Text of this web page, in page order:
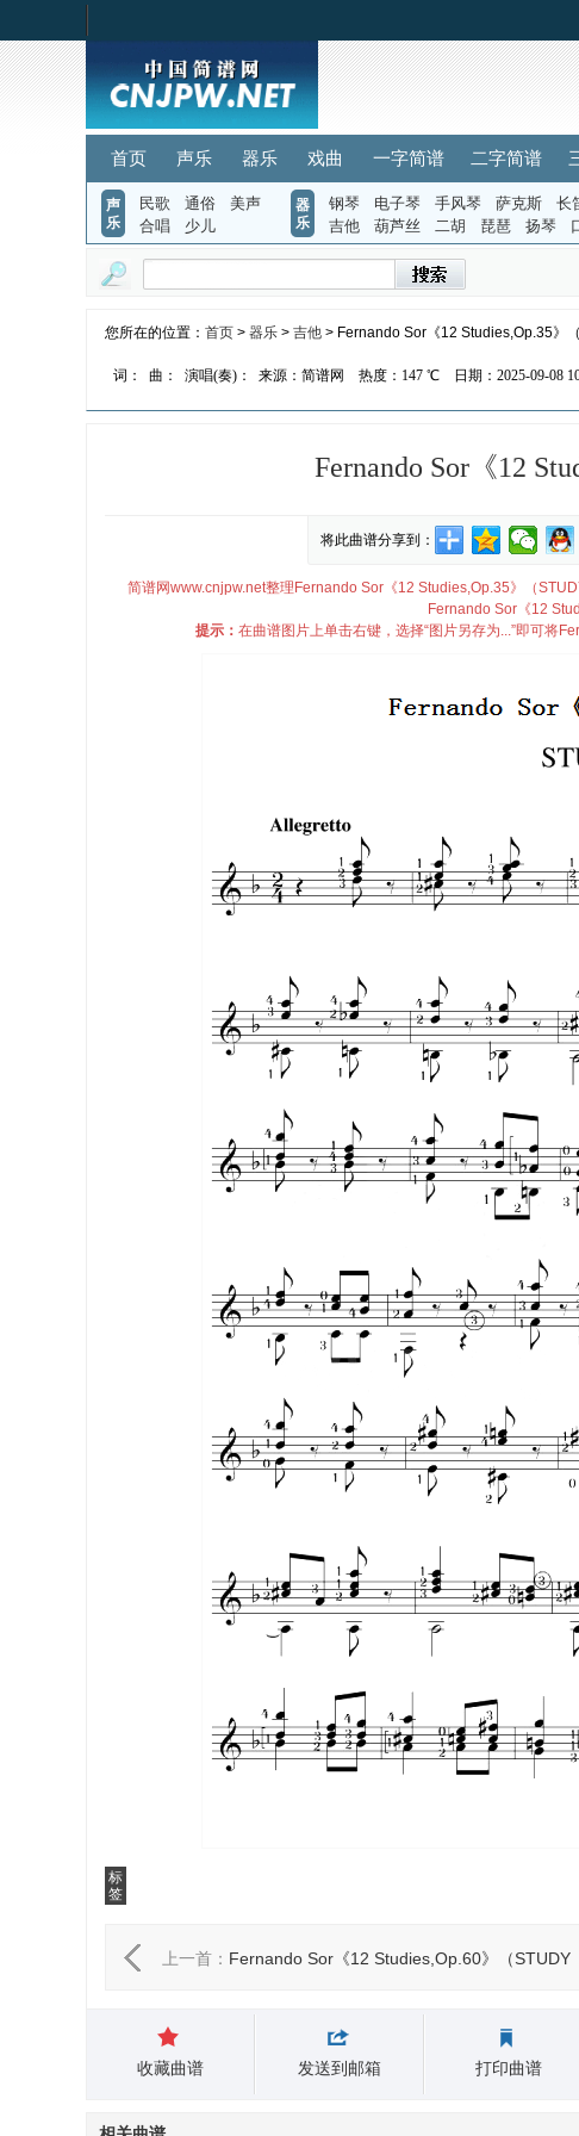
首页 声乐 器乐 戏曲 一字简谱 二字简谱
声
乐
民歌 通俗
美声
合唱
少儿
器
乐
钢琴 电子琴 手风琴 萨克斯 长
吉他
葫芦丝 二胡 琵琶 扬琴
您所在的位置： 首页 > 器乐 > 吉他 > Fernando Sor《12 Studies,Op.35》（
词： 曲： 演唱(奏)： 来源：简谱网 热度： 147 ℃ 日期：2025-09-08
Fernando Sor《12
将此曲谱分享到：
简谱网www.cnjpw.net整理Fernando Sor《12 Studies,Op.35》（
Fernando Sor《12
提示： 在曲谱图片上单击右键，选择“图片另存为...”即可将
标
签
上一首： Fernando Sor《12 Studies,Op.60》（STUDY
收藏曲谱 发送到邮箱 打印曲谱